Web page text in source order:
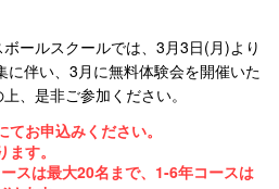
ールスクールでは、3月3日(月)より
伴い、3月に無料体験会を開催いた
、是非ご参加ください。
お申込みください。
す。
スは最大20名まで、1-6年コースは